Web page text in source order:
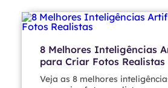
8 Melhores Inteligências
para Criar Fotos Realistas
Veja as 8 melhores